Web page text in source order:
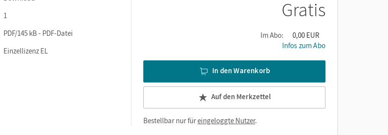
1
PDF/145 kB - PDF-Datei
Einzellizenz EL
Gratis
Im Abo:
0,00 EUR
Infos zum Abo
In den Warenkorb
Auf den Merkzettel
Bestellbar nur füreingeloggte Nutzer.